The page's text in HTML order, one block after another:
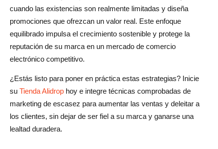
cuando las existencias son realmente limitadas y diseña
promociones que ofrezcan un valor real. Este enfoque
equilibrado impulsa el crecimiento sostenible y protege la
reputación de su marca en un mercado de comercio
electrónico competitivo.
¿Estás listo para poner en práctica estas estrategias? Inicie
su Tienda Alidrop hoy e integre técnicas comprobadas de
marketing de escasez para aumentar las ventas y deleitar a
los clientes, sin dejar de ser fiel a su marca y ganarse una
lealtad duradera.